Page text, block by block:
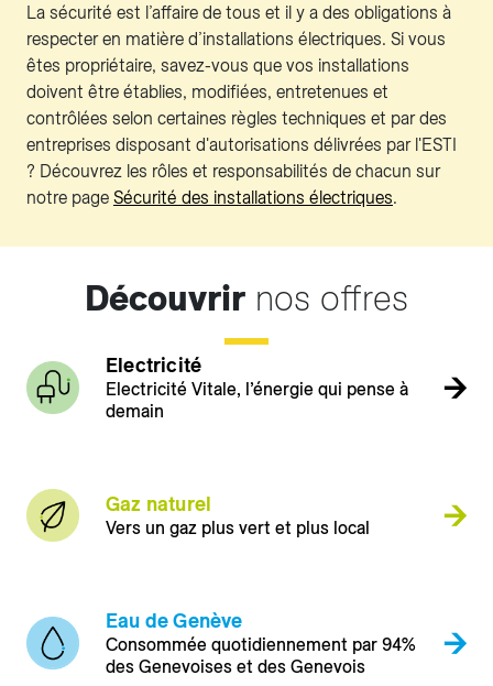
La sécurité est l’affaire de tous et il y a des obligations à
respecter en matière d’installations électriques. Si vous
êtes propriétaire, savez-vous que vos installations
doivent être établies, modifiées, entretenues et
contrôlées selon certaines règles techniques et par des
entreprises disposant d'autorisations délivrées par l'ESTI
? Découvrez les rôles et responsabilités de chacun sur
notre page Sécurité des installations électriques.
Découvrir nos offres
Electricité
Electricité Vitale, l’énergie qui pense à
demain
Gaz naturel
Vers un gaz plus vert et plus local
Eau de Genève
Consommée quotidiennement par 94%
des Genevoises et des Genevois